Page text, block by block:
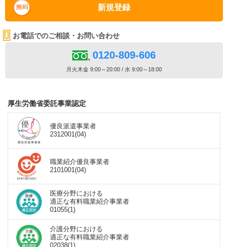
新規登録
お電話でのご相談・お問い合わせ
0120-809-606
月火木金 9:00～20:00 / 水 9:00～18:00
厚生労働省委託事業認定
優良派遣事業者
2312001(04)
職業紹介優良事業者
2101001(04)
医療分野における
適正な有料職業紹介事業者
01055(1)
介護分野における
適正な有料職業紹介事業者
02038(1)